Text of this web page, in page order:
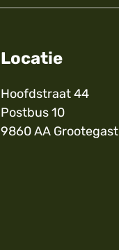
Locatie
Hoofdstraat 44
Postbus 10
9860 AA Grootegast